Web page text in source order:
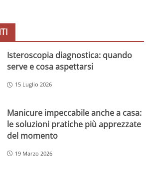
Isteroscopia diagnostica: quando
serve e cosa aspettarsi
15 Luglio 2026
Manicure impeccabile anche a casa:
le soluzioni pratiche più apprezzate
del momento
19 Marzo 2026